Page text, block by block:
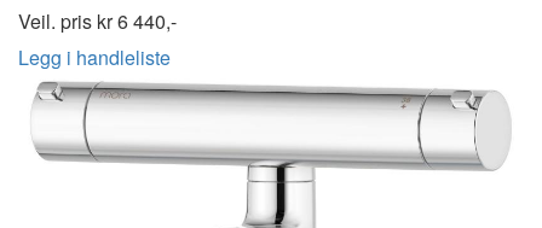
Veil. pris kr6 440,-
Legg i handleliste